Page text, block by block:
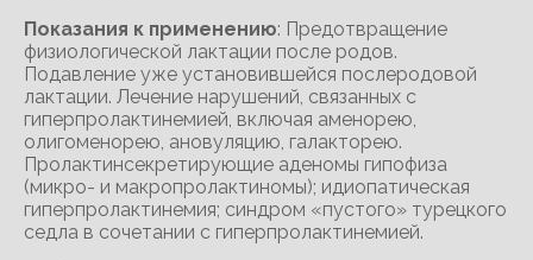
Показания к применению: Предотвращение
физиологической лактации после родов.
Подавление уже установившейся послеродовой
лактации. Лечение нарушений, связанных с
гиперпролактинемией, включая аменорею,
олигоменорею, ановуляцию, галакторею.
Пролактинсекретирующие аденомы гипофиза
(микро- и макропролактиномы); идиопатическая
гиперпролактинемия; синдром «пустого» турецкого
седла в сочетании с гиперпролактинемией.